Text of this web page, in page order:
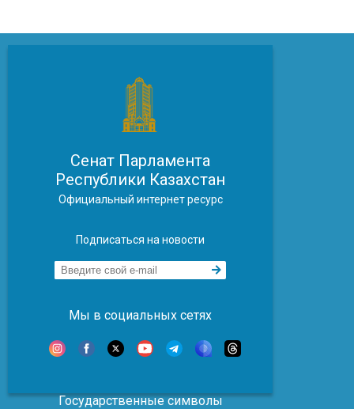
Сенат Парламента
Республики Казахстан
Официальный интернет ресурс
Подписаться на новости
Мы в социальных сетях
Государственные символы